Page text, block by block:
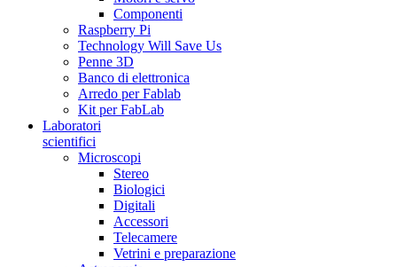
Componenti
Raspberry Pi
Technology Will Save Us
Penne 3D
Banco di elettronica
Arredo per Fablab
Kit per FabLab
Laboratori
scientifici
Microscopi
Stereo
Biologici
Digitali
Accessori
Telecamere
Vetrini e preparazione